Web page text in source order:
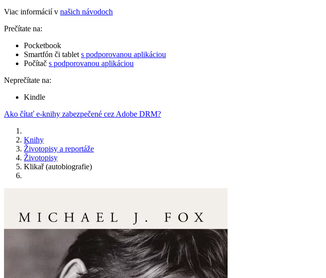
Viac informácií v našich návodoch
Prečítate na:
Pocketbook
Smartfón či tablet s podporovanou aplikáciou
Počítač s podporovanou aplikáciou
Neprečítate na:
Kindle
Ako čítať e-knihy zabezpečené cez Adobe DRM?
Knihy
Životopisy a reportáže
Životopisy
Klikař (autobiografie)